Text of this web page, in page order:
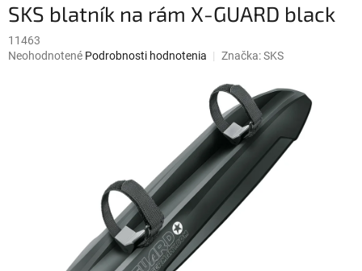
SKS blatník na rám X-GUARD black
11463
Priemerné
Neohodnotené Podrobnosti hodnotenia Značka:SKS